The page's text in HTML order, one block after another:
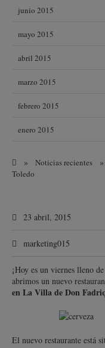
junio 2015
mayo 2015
abril 2015
marzo 2015
febrero 2015
enero 2015
» Noticias recientes »
Toledo
23 abril, 2015
marketing015
¡Hoy es un viernes lleno
abrimos un nuevo
en La Villa de Don
El nuevo restaurante está